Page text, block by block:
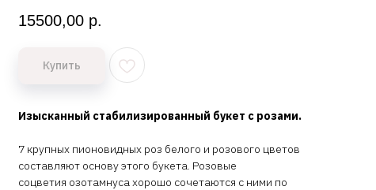
15500,00 р.
Купить
Изысканный стабилизированный букет с розами.
7 крупных пионовидных роз белого и розового цветов
составляют основу этого букета. Розовые
соцветия озотамнуса хорошо сочетаются с ними по